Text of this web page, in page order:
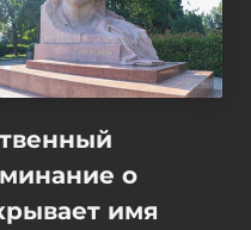
о
имя